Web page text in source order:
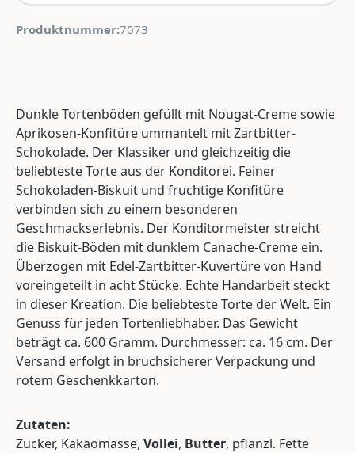
Produktnummer:7073
Dunkle Tortenböden gefüllt mit Nougat-Creme sowie
Aprikosen-Konfitüre ummantelt mit Zartbitter-
Schokolade. Der Klassiker und gleichzeitig die
beliebteste Torte aus der Konditorei. Feiner
Schokoladen-Biskuit und fruchtige Konfitüre
verbinden sich zu einem besonderen
Geschmackserlebnis. Der Konditormeister streicht
die Biskuit-Böden mit dunklem Canache-Creme ein.
Überzogen mit Edel-Zartbitter-Kuvertüre von Hand
voreingeteilt in acht Stücke. Echte Handarbeit steckt
in dieser Kreation. Die beliebteste Torte der Welt. Ein
Genuss für jeden Tortenliebhaber. Das Gewicht
beträgt ca. 600 Gramm. Durchmesser: ca. 16 cm. Der
Versand erfolgt in bruchsicherer Verpackung und
rotem Geschenkkarton.
Zutaten:
Zucker, Kakaomasse, Vollei, Butter, pflanzl. Fette